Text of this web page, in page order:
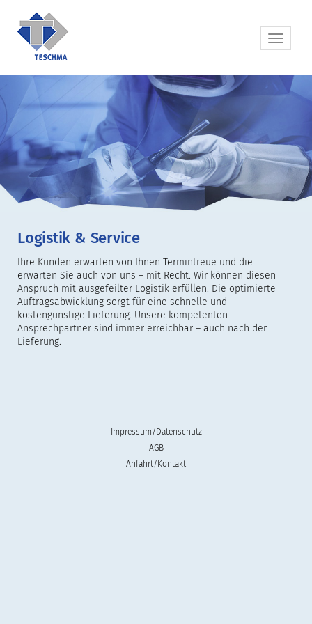
Logistik & Service
Ihre Kunden erwarten von Ihnen Termintreue und die
erwarten Sie auch von uns – mit Recht. Wir können diesen
Anspruch mit ausgefeilter Logistik erfüllen. Die optimierte
Auftragsabwicklung sorgt für eine schnelle und
kostengünstige Lieferung. Unsere kompetenten
Ansprechpartner sind immer erreichbar – auch nach der
Lieferung.
Impressum/Datenschutz
AGB
Anfahrt/Kontakt